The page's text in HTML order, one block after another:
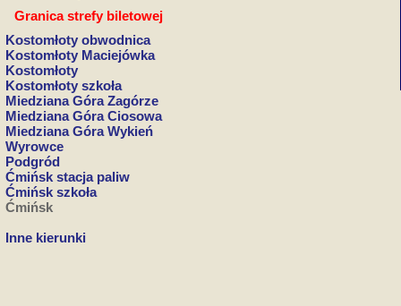
Granica strefy biletowej
Kostomłoty obwodnica
Kostomłoty Maciejówka
Kostomłoty
Kostomłoty szkoła
Miedziana Góra Zagórze
Miedziana Góra Ciosowa
Miedziana Góra Wykień
Wyrowce
Podgród
Ćmińsk stacja paliw
Ćmińsk szkoła
Ćmińsk
Inne kierunki